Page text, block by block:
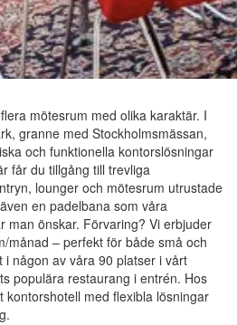
mötesrum med olika karaktär. I
granne med Stockholmsmässan,
och funktionella kontorslösningar
får du tillgång till trevliga
lounger och mötesrum utrustade
en padelbana som våra
man önskar. Förvaring? Vi erbjuder
månad – perfekt för både små och
i någon av våra 90 platser i vårt
populära restaurang i entrén. Hos
kontorshotell med flexibla lösningar